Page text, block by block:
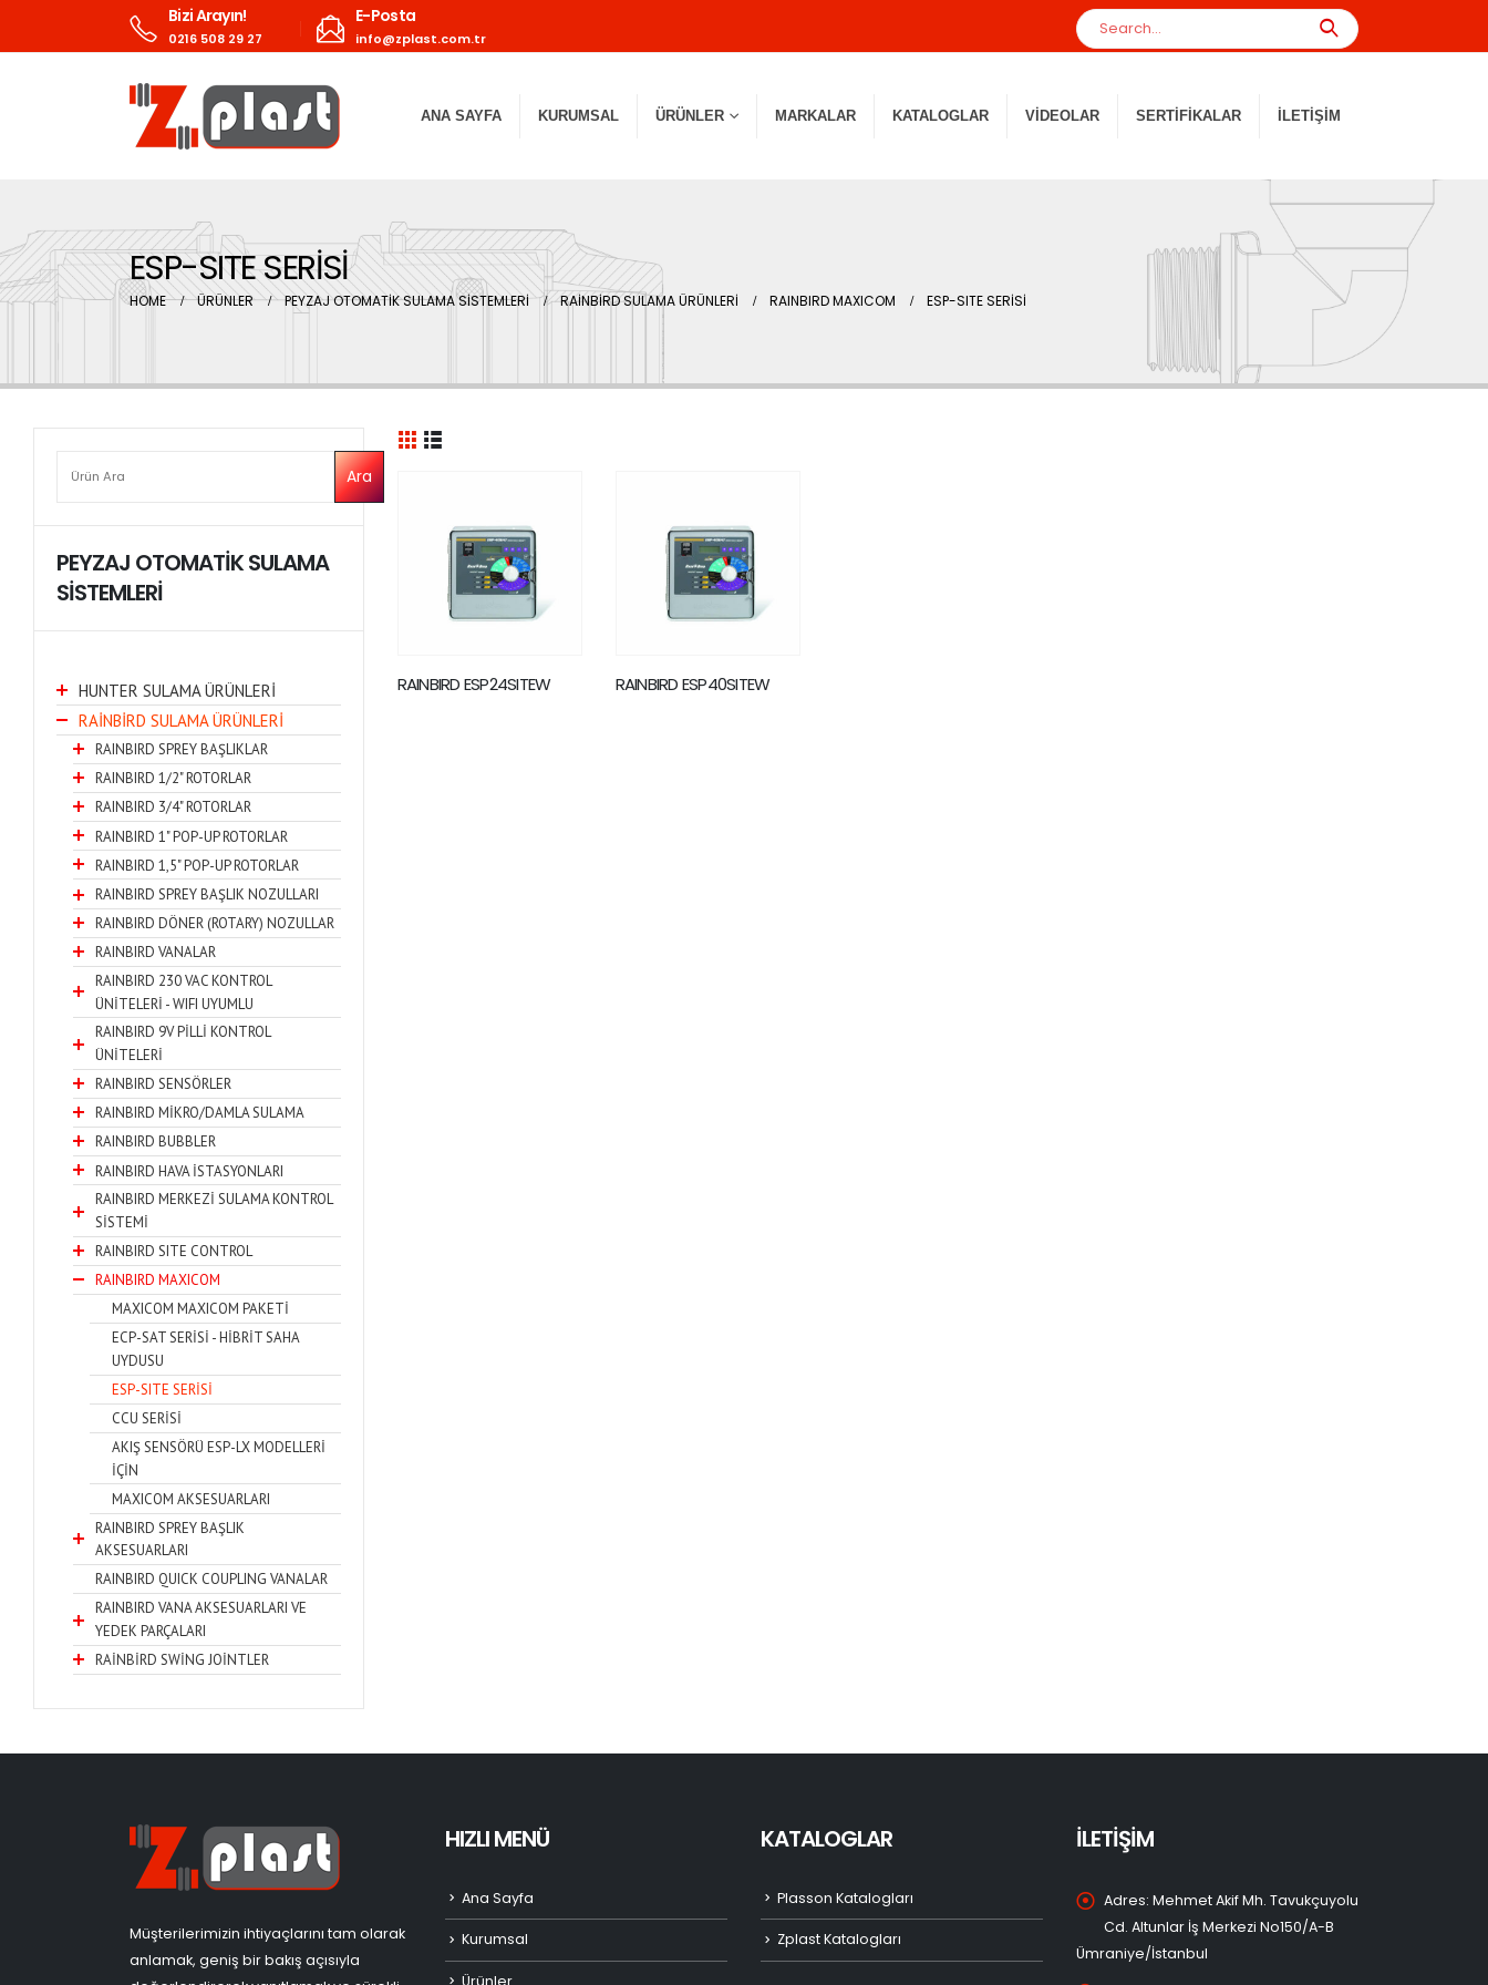
Bizi Arayın!
0216 508 29 27
E-Posta
info@zplast.com.tr
ANA SAYFA KURUMSAL ÜRÜNLER MARKALAR KATALOGLAR VIDEOLAR SERTIFIKALAR İLETIŞIM
ESP-SITE SERİSİ
HOME ÜRÜNLER PEYZAJ OTOMATİK SULAMA SİSTEMLERİ RAİNBİRD SULAMA ÜRÜNLERİ RAINBIRD MAXICOM ESP-SITE SERİSİ
RAINBIRD ESP24SITEW RAINBIRD ESP40SITEW
Ara
PEYZAJ OTOMATİK SULAMA
SİSTEMLERİ
HUNTER SULAMA ÜRÜNLERİ
RAİNBİRD SULAMA ÜRÜNLERİ
RAINBIRD SPREY BAŞLIKLAR
RAINBIRD 1/2" ROTORLAR
RAINBIRD 3/4" ROTORLAR
RAINBIRD 1" POP-UP ROTORLAR
RAINBIRD 1,5" POP-UP ROTORLAR
RAINBIRD SPREY BAŞLIK NOZULLARI
RAINBIRD DÖNER (ROTARY) NOZULLAR
RAINBIRD VANALAR
RAINBIRD 230 VAC KONTROL
ÜNİTELERİ - WIFI UYUMLU
RAINBIRD 9V PİLLİ KONTROL
ÜNİTELERİ
RAINBIRD SENSÖRLER
RAINBIRD MİKRO/DAMLA SULAMA
RAINBIRD BUBBLER
RAINBIRD HAVA İSTASYONLARI
RAINBIRD MERKEZİ SULAMA KONTROL
SİSTEMİ
RAINBIRD SITE CONTROL
RAINBIRD MAXICOM
MAXICOM MAXICOM PAKETİ
ECP-SAT SERİSİ - HİBRİT SAHA
UYDUSU
ESP-SITE SERİSİ
CCU SERİSİ
AKIŞ SENSÖRÜ ESP-LX MODELLERİ
İÇİN
MAXICOM AKSESUARLARI
RAINBIRD SPREY BAŞLIK
AKSESUARLARI
RAINBIRD QUICK COUPLING VANALAR
RAINBIRD VANA AKSESUARLARI VE
YEDEK PARÇALARI
RAİNBİRD SWİNG JOİNTLER
Müşterilerimizin ihtiyaçlarını tam olarak
anlamak, geniş bir bakış açısıyla
HIZLI MENÜ
Ana Sayfa
Kurumsal
Ürünler
KATALOGLAR
Plasson Katalogları
Zplast Katalogları
İLETİŞİM
Adres: Mehmet Akif Mh. Tavukçuyolu
Cd. Altunlar İş Merkezi No150/A-B
Ümraniye/İstanbul